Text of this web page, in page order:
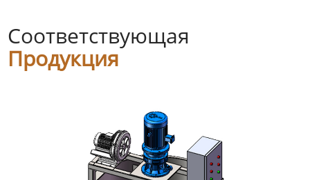
Соответствующая
Продукция